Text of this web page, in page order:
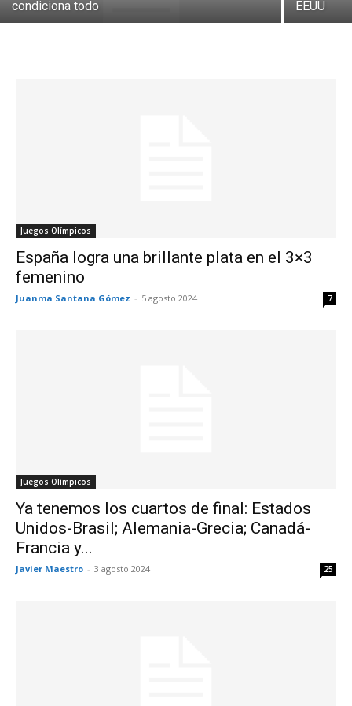
condiciona todo
EEUU
Juegos Olímpicos
España logra una brillante plata en el 3×3
femenino
Juanma Santana Gómez - 5 agosto 2024 7
Juegos Olímpicos
Ya tenemos los cuartos de final: Estados
Unidos-Brasil; Alemania-Grecia; Canadá-
Francia y...
Javier Maestro - 3 agosto 2024 25